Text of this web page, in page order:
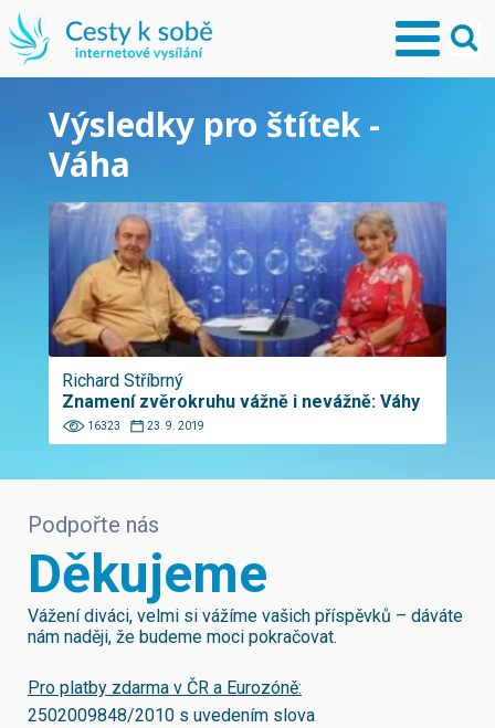
Výsledky pro štítek -
Váha
Richard Stříbrný
Znamení zvěrokruhu vážně i nevážně: Váhy
16323 23. 9. 2019
Podpořte nás
Děkujeme
Vážení diváci, velmi si vážíme vašich příspěvků – dáváte
nám naději, že budeme moci pokračovat.
Pro platby zdarma v ČR a Eurozóně:
2502009848/2010 s uvedením slova